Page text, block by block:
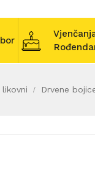
Drvene